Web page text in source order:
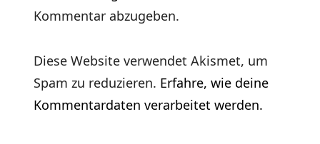
Kommentar abzugeben.
Diese Website verwendet Akismet, um
Spam zu reduzieren. Erfahre, wie deine
Kommentardaten verarbeitet werden.